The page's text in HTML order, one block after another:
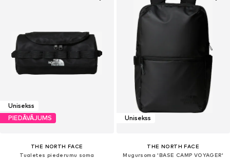
Unisekss
PIEDĀVĀJUMS
THE NORTH FACE
Tualetes piederumu soma
Unisekss
THE NORTH FACE
Mugursoma 'BASE CAMP VOYAGER'